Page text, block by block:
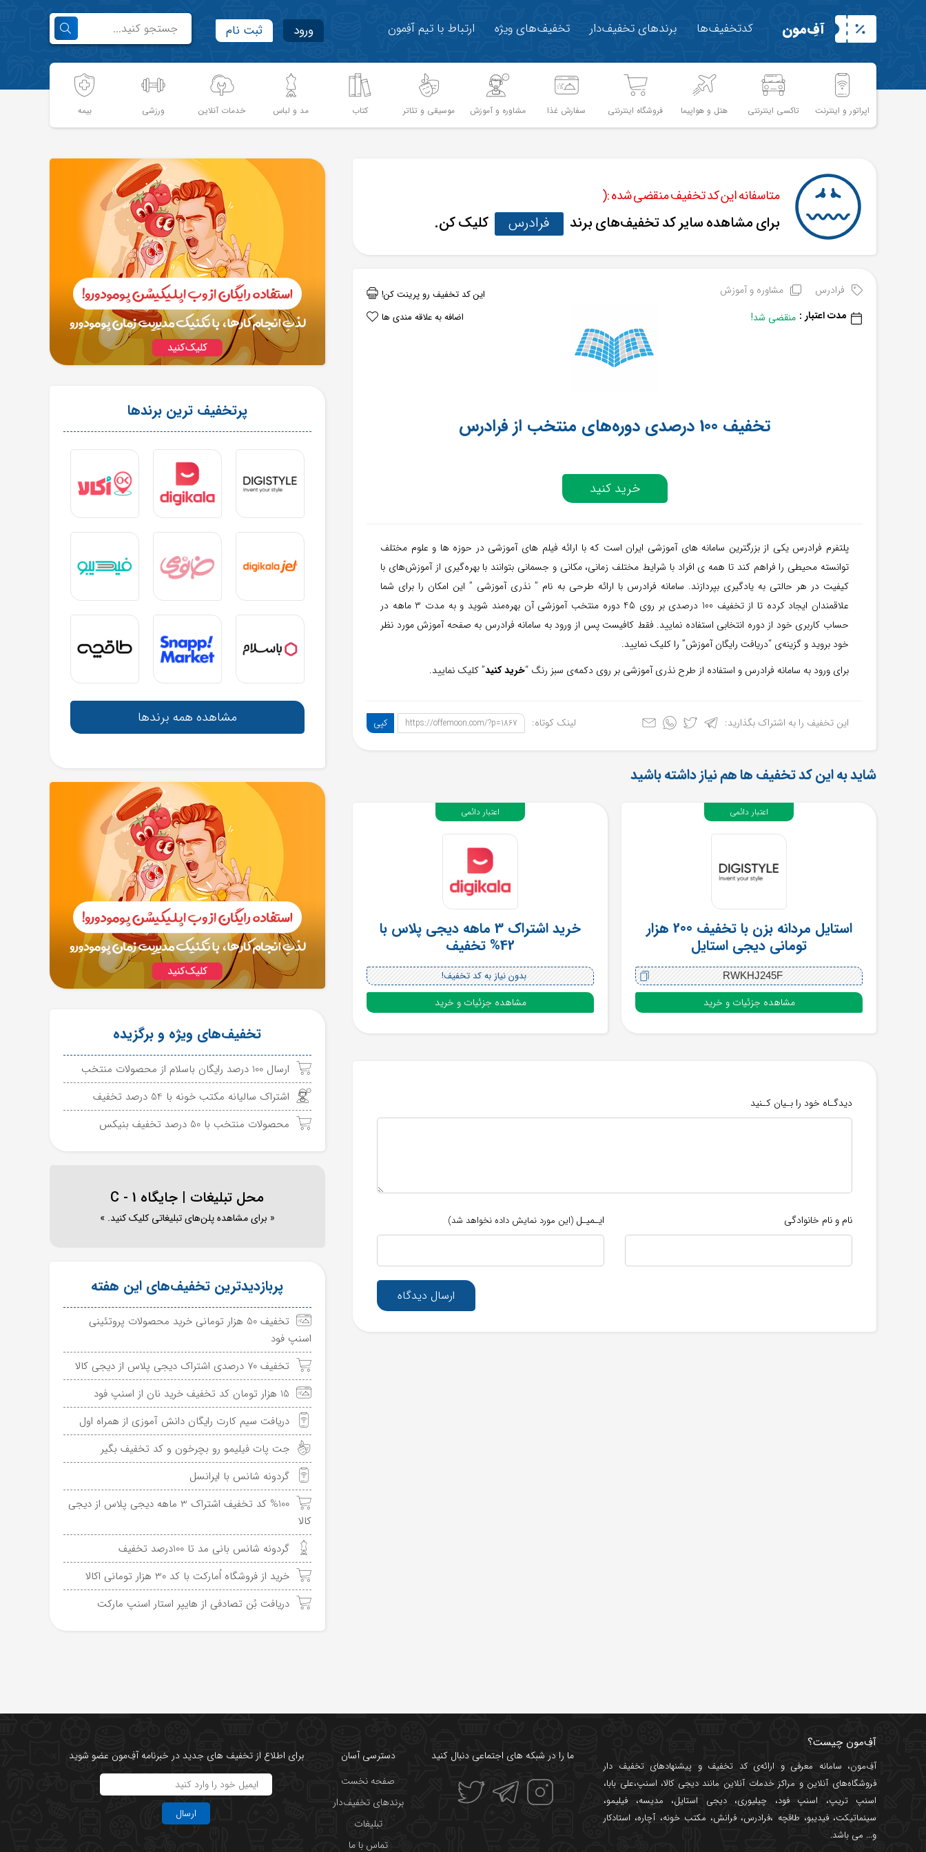
آفِ‌مون کدتخفیف‌ها برندهای تخفیف‌دار تخفیف‌های ویژه ارتباط با تیم آفِمون ورود ثبت نام
اپراتور و اینترنت تاکسی اینترنتی هتل و هواپیما فروشگاه اینترنتی سفارش غذا مشاوره و آموزش موسیقی و تئاتر کتاب مد و لباس خدمات آنلاین ورزشی بیمه
متاسفانه این کد تخفیف منقضی شده :(
برای مشاهده سایر کد تخفیف‌های برند فرادرس کلیک کن.
فرادرس
مشاوره و آموزش
مدت اعتبار : منقضی شد!
این کد تخفیف رو پرینت کن!
اضافه به علاقه مندی ها
تخفیف 100 درصدی دوره‌های منتخب از فرادرس
خرید کنید
پلتفرم فرادرس یکی از بزرگترین سامانه های آموزشی ایران است که با ارائه فیلم های آموزشی در حوزه ها و علوم مختلف
توانسته محیطی را فراهم کند تا همه ی افراد با شرایط مختلف زمانی، مکانی و جسمانی بتوانند با بهره‌گیری از آموزش‌های با
کیفیت در هر حالتی به یادگیری بپردازند. سامانه فرادرس با ارائه طرحی به نام ” نذری آموزشی ” این امکان را برای شما
علاقمندان ایجاد کرده تا از تخفیف 100 درصدی بر روی 45 دوره منتخب آموزشی آن بهره‌مند شوید و به مدت 3 ماهه در
حساب کاربری خود از دوره انتخابی استفاده نمایید. فقط کافیست پس از ورود به سامانه فرادرس به صفحه آموزش مورد نظر
خود بروید و گزینه‌ی “دریافت رایگان آموزش” را کلیک نمایید.
برای ورود به سامانه فرادرس و استفاده از طرح نذری آموزشی بر روی دکمه‌ی سبز رنگ “خرید کنید” کلیک نمایید.
این تخفیف را به اشتراک بگذارید: لینک کوتاه: https://offemoon.com/?p=1867 کپی
شاید به این کد تخفیف ها هم نیاز داشته باشید
استایل مردانه بزن با تخفیف 200 هزار
تومانی دیجی استایل
RWKHJ245F
مشاهده جزئیات و خرید
اعتبار دائمی
خرید اشتراک 3 ماهه دیجی پلاس با
42% تخفیف
بدون نیاز به کد تخفیف!
مشاهده جزئیات و خرید
اعتبار دائمی
دیدگـاه خود را بـیان کـنید
نام و نام خانوادگی ایـمیـل (این مورد نمایش داده نخواهد شد)
ارسال دیدگاه
پرتخفیف ترین برندها
مشاهده همه برندها
تخفیف‌های ویژه و برگزیده
ارسال 100 درصد رایگان باسلام از محصولات منتخب
اشتراک سالیانه مکتب خونه با 54 درصد تخفیف
محصولات منتخب با 50 درصد تخفیف بنیکس
محل تبلیغات | جایگاه C - 1
« برای مشاهده پلن‌های تبلیغاتی کلیک کنید. »
پربازدیدترین تخفیف‌های این هفته
تخفیف 50 هزار تومانی خرید محصولات پروتئینی
اسنپ فود
تخفیف 70 درصدی اشتراک دیجی پلاس از دیجی کالا
15 هزار تومان کد تخفیف خرید نان از اسنپ فود
دریافت سیم کارت رایگان دانش آموزی از همراه اول
جت پات فیلیمو رو بچرخون و کد تخفیف بگیر
گردونه شانس با ایرانسل
%100 کد تخفیف اشتراک 3 ماهه دیجی پلاس از دیجی
کالا
گردونه شانس بانی مد تا 100درصد تخفیف
خرید از فروشگاه اُمارکت با کد 30 هزار تومانی اکالا
دریافت بُن تصادفی از هایپر استار اسنپ مارکت
آفِ‌مون چیست؟
آفِ‌مون، سامانه معرفی و ارائه‌یکد تخفیف و پیشنهادهای تخفیف دار
فروشگاه‌های آنلاین و مراکز خدمات آنلاین ماننددیجی کالا، اسنپ،علی بابا،
اسنپ تریپ، اسنپ فود، چیلیوری،دیجی استایل، مدیسه، فیلیمو،
سینماتیکت،فیدیبو، طاقچه ،فرادرس، فرانش، مکتب خونه،آچاره، استادکار
و... می باشد.
ما را در شبکه های اجتماعی دنبال کنید
دسترسی آسان
صفحه نخست
برندهای تخفیف‌دار
تبلیغات
تماس با ما
برای اطلاع از تخفیف های جدید در خبرنامه آفِ‌مون عضو شوید
ارسال